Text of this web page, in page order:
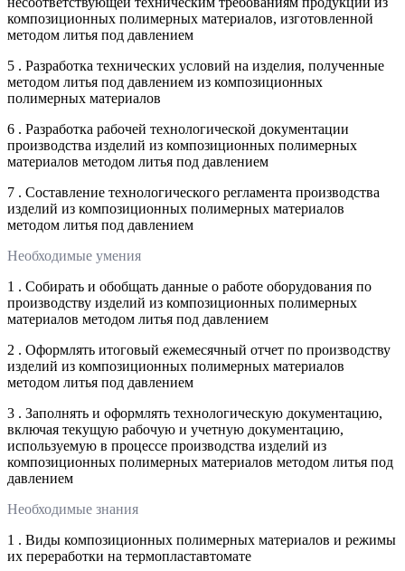
композиционных полимерных материалов, изготовленной
методом литья под давлением
5 . Разработка технических условий на изделия, полученные
методом литья под давлением из композиционных
полимерных материалов
6 . Разработка рабочей технологической документации
производства изделий из композиционных полимерных
материалов методом литья под давлением
7 . Составление технологического регламента производства
изделий из композиционных полимерных материалов
методом литья под давлением
Необходимые умения
1 . Собирать и обобщать данные о работе оборудования по
производству изделий из композиционных полимерных
материалов методом литья под давлением
2 . Оформлять итоговый ежемесячный отчет по производству
изделий из композиционных полимерных материалов
методом литья под давлением
3 . Заполнять и оформлять технологическую документацию,
включая текущую рабочую и учетную документацию,
используемую в процессе производства изделий из
композиционных полимерных материалов методом литья под
давлением
Необходимые знания
1 . Виды композиционных полимерных материалов и режимы
их переработки на термопластавтомате